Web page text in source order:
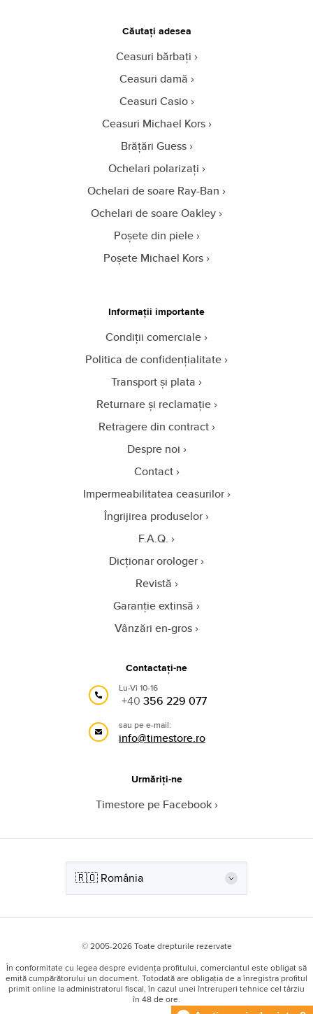
Căutați adesea
Ceasuri bărbați
Ceasuri damă
Ceasuri Casio
Ceasuri Michael Kors
Brățări Guess
Ochelari polarizați
Ochelari de soare Ray-Ban
Ochelari de soare Oakley
Poșete din piele
Poșete Michael Kors
Informații importante
Condiții comerciale
Politica de confidențialitate
Transport și plata
Returnare și reclamație
Retragere din contract
Despre noi
Contact
Impermeabilitatea ceasurilor
Îngrijirea produselor
F.A.Q.
Dicționar orologer
Revistă
Garanție extinsă
Vânzări en-gros
Contactați-ne
Lu-Vi 10-16
+40 356 229 077
sau pe e-mail:
info@timestore.ro
Urmăriți-ne
Timestore pe Facebook
© 2005-2026 Toate drepturile rezervate
În conformitate cu legea despre evidența profitului, comerciantul este obligat să
emită cumpărătorului un document. Totodată are obligația de a înregistra profitul
primit online la administratorul fiscal, în cazul unei întreruperi tehnice cel târziu
în 48 de ore.